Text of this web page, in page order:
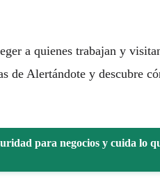
a quienes trabajan y
de Alertándote y descubre
para negocios y cuida lo